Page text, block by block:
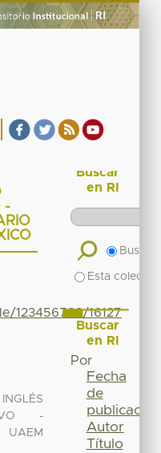
-
123456789/16127
-
UAEM
Buscar
en RI
Buscar
Esta
Buscar
en RI
Por
Fecha
de
publicación
Autor
Título